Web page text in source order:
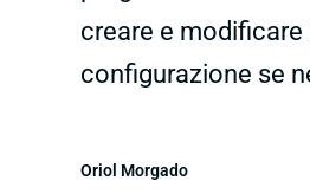
creare e modificare
configurazione se
Oriol Morgado